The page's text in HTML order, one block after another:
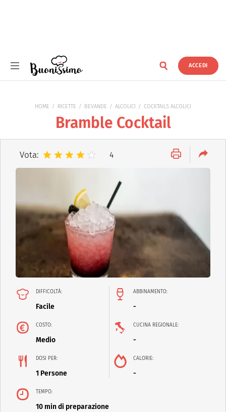
ACCEDI
HOME RICETTE BEVANDE ALCOLICI COCKTAILS ALCOLICI
Bramble Cocktail
Vota: 4
DIFFICOLTÀ:
Facile
ABBINAMENTO:
-
COSTO:
Medio
CUCINA REGIONALE:
-
DOSI PER:
1 Persone
CALORIE:
-
TEMPO:
10 min di preparazione